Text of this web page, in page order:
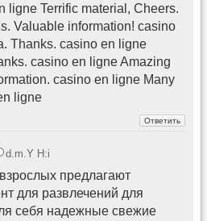
ligne Terrific material, Cheers.
Valuable information! casino
Thanks. casino en ligne
casino en ligne Amazing
casino en ligne Many
ligne
d.m.Y H:i
предлагают
для развлечений для
себя надежные свежие